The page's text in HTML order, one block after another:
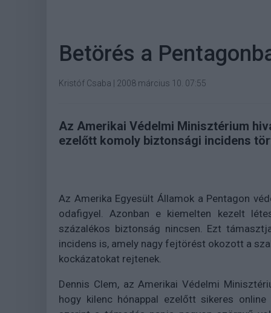
Betörés a
Kristóf Csaba 2008 március 10. 07:55
Az Amerikai Védelmi Minisztérium
ezelőtt komoly biztonsági incidens
Az Amerika Egyesült Államok a Pentagon
odafigyel. Azonban e kiemelten kezelt
százalékos biztonság nincsen. Ezt
incidens is, amely nagy fejtörést okozott a
kockázatokat rejtenek.
Dennis Clem, az Amerikai Védelmi
hogy kilenc hónappal ezelőtt sikeres